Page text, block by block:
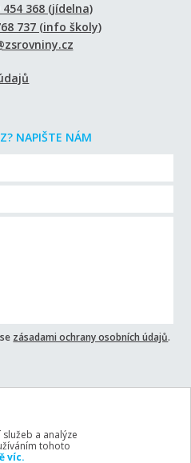
454 368 (jídelna)
737 (info školy)
NAPIŠTE NÁM
zásadami ochrany osobních údajů.
stránek a eshopů
a analýze
tohoto
víc.